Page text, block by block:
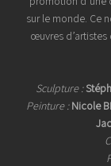
sur le monde. Ce
œuvres
Sculpture :
Peinture : Nicole